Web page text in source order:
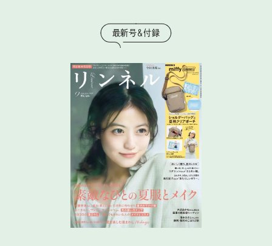
最新号＆付録